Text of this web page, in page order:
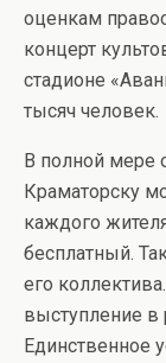
оценкам
концерт
стадионе
тысяч человек.
В полной мере
Краматорску
каждого
бесплатный.
его
выступление в
Единственное